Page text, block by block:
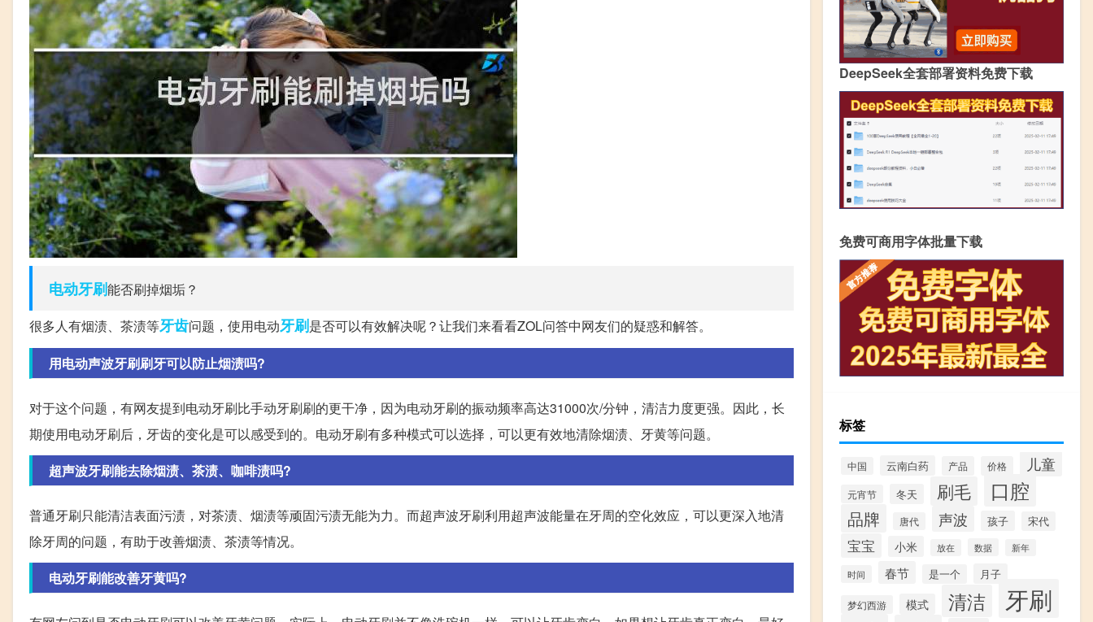
电动牙刷能否刷掉烟垢？
很多人有烟渍、茶渍等牙齿问题，使用电动牙刷是否可以有效解决呢？让我们来看看ZOL问答中网友们的疑惑和解答。
用电动声波牙刷刷牙可以防止烟渍吗?
对于这个问题，有网友提到电动牙刷比手动牙刷刷的更干净，因为电动牙刷的振动频率高达31000次/分钟，清洁力度更强。因此，长
期使用电动牙刷后，牙齿的变化是可以感受到的。电动牙刷有多种模式可以选择，可以更有效地清除烟渍、牙黄等问题。
超声波牙刷能去除烟渍、茶渍、咖啡渍吗?
普通牙刷只能清洁表面污渍，对茶渍、烟渍等顽固污渍无能为力。而超声波牙刷利用超声波能量在牙周的空化效应，可以更深入地清
除牙周的问题，有助于改善烟渍、茶渍等情况。
电动牙刷能改善牙黄吗?
DeepSeek全套部署资料免费下载
免费可商用字体批量下载
标签
中国 云南白药 产品 价格 儿童
元宵节 冬天 刷毛 口腔
品牌 唐代 声波 孩子 宋代
宝宝 小米 放在 数据 新年
时间 春节 是一个 月子
梦幻西游 模式 清洁 牙刷